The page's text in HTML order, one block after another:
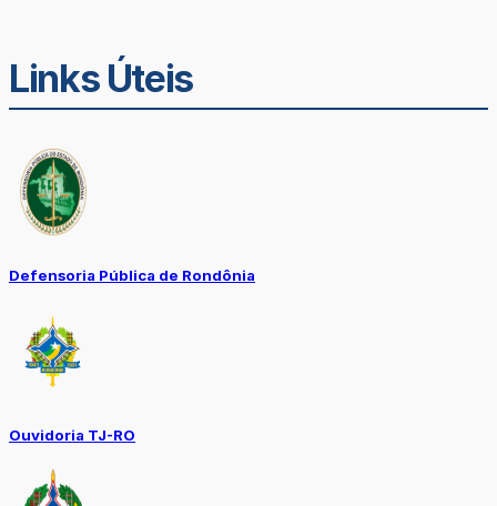
Links Úteis
Defensoria Pública de Rondônia
Ouvidoria TJ-RO